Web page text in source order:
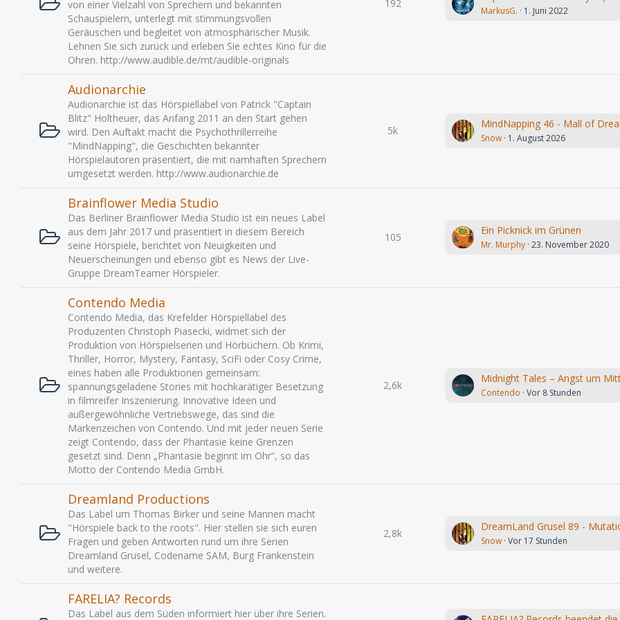
von einer Vielzahl von Sprechern und bekannten
Schauspielern, unterlegt mit stimmungsvollen
Geräuschen und begleitet von atmosphärischer Musik.
Lehnen Sie sich zurück und erleben Sie echtes Kino für die
Ohren. http://www.audible.de/mt/audible-originals
192
MarkusG. 1. Juni 2022
Audionarchie
Audionarchie ist das Hörspiellabel von Patrick "Captain
Blitz" Holtheuer, das Anfang 2011 an den Start gehen
wird. Den Auftakt macht die Psychothrillerreihe
"MindNapping", die Geschichten bekannter
Hörspielautoren präsentiert, die mit namhaften Sprechern
umgesetzt werden. http://www.audionarchie.de
5k
MindNapping 46 - Mall of
Snow 1. August 2026
Brainflower Media Studio
Das Berliner Brainflower Media Studio ist ein neues Label
aus dem Jahr 2017 und präsentiert in diesem Bereich
seine Hörspiele, berichtet von Neuigkeiten und
Neuerscheinungen und ebenso gibt es News der Live-
Gruppe DreamTeamer Hörspieler.
105
Ein Picknick im Grünen
Mr. Murphy 23. November 2020
Contendo Media
Contendo Media, das Krefelder Hörspiellabel des
Produzenten Christoph Piasecki, widmet sich der
Produktion von Hörspielserien und Hörbüchern. Ob Krimi,
Thriller, Horror, Mystery, Fantasy, SciFi oder Cosy Crime,
eines haben alle Produktionen gemeinsam:
spannungsgeladene Stories mit hochkarätiger Besetzung
in filmreifer Inszenierung. Innovative Ideen und
außergewöhnliche Vertriebswege, das sind die
Markenzeichen von Contendo. Und mit jeder neuen Serie
zeigt Contendo, dass der Phantasie keine Grenzen
gesetzt sind. Denn „Phantasie beginnt im Ohr“, so das
Motto der Contendo Media GmbH.
2,6k
Contendo Vor 8 Stunden
Dreamland Productions
Das Label um Thomas Birker und seine Mannen macht
"Hörspiele back to the roots". Hier stellen sie sich euren
Fragen und geben Antworten rund um ihre Serien
Dreamland Grusel, Codename SAM, Burg Frankenstein
und weitere.
2,8k
Snow Vor 17 Stunden
FARELIA? Records
Das Label aus dem Süden informiert hier über ihre Serien.